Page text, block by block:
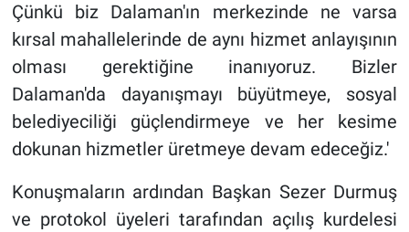
Çünkü biz Dalaman'ın merkezinde ne varsa
kırsal mahallelerinde de aynı hizmet anlayışının
olması gerektiğine inanıyoruz. Bizler
Dalaman'da dayanışmayı büyütmeye, sosyal
belediyeciliği güçlendirmeye ve her kesime
dokunan hizmetler üretmeye devam edeceğiz.'
Konuşmaların ardından Başkan Sezer Durmuş
ve protokol üyeleri tarafından açılış kurdelesi